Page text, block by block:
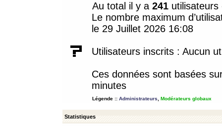
Au total il y a 241
Le nombre maximum
le 29 Juillet 2026 16:08
Utilisateurs inscrits : Aucun
Ces données sont basées
minutes
Légende :: Administrateurs Modérateurs globaux
Statistiques